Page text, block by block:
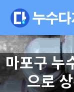
마포구 누
으로